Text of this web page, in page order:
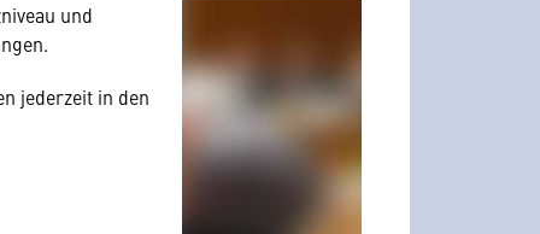
und
jederzeit in den